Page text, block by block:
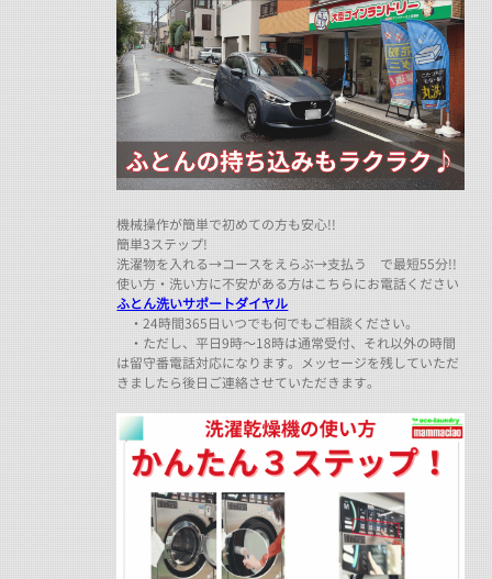
機械操作が簡単で初めての方も安心!!
簡単3ステップ!
洗濯物を入れる→コースをえらぶ→支払う で最短55分!!
使い方・洗い方に不安がある方はこちらにお電話ください
ふとん洗いサポートダイヤル
・24時間365日いつでも何でもご相談ください。
・ただし、平日9時～18時は通常受付、それ以外の時間
は留守番電話対応になります。メッセージを残していただ
きましたら後日ご連絡させていただきます。